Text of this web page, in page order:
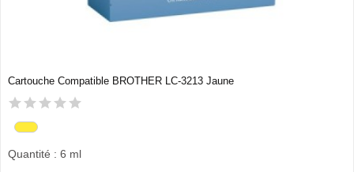
Cartouche Compatible BROTHER LC-3213 Jaune
Quantité : 6 ml